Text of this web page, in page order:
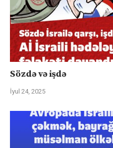
Sözdə və işdə
İyul 24, 2025